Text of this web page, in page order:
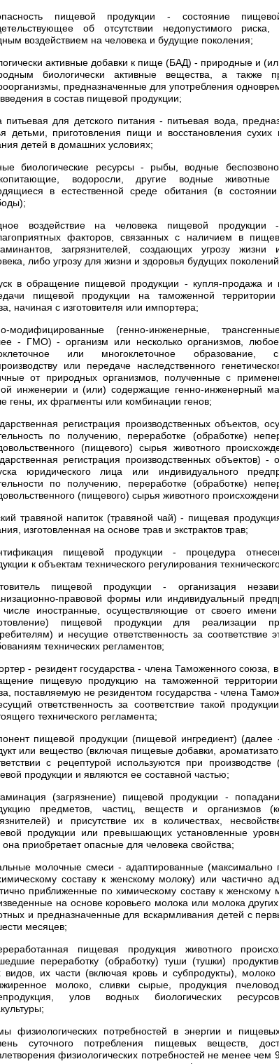
пищевой продукции - состояние
об отсутствии недопустимого риска,
воздействием на человека и будущие поколения;
активные добавки к пище (БАД) - природные и
биологически активные вещества, а также
предназначенные для употребления
в состав пищевой продукции;
питьевая для детского питания - питьевая вода,
детьми, приготовления пищи и восстановления сухих
детей в домашних условиях;
биологические ресурсы - рыбы, водные
водоросли, другие водные животные
в естественной среде обитания (в состоянии
воздействие на человека пищевой продукции -
факторов, связанных с наличием в
загрязнителей, создающих угрозу жизни
либо угрозу для жизни и здоровья будущих
в обращение пищевой продукции - купля-продажа и
пищевой продукции на таможенной территории
начиная с изготовителя или импортера;
модифицированные (генно-инженерные,
- ГМО) - организм или несколько организмов, любое
или многоклеточное образование,
или передаче наследственного
от природных организмов, полученные с
инженерии и (или) содержащие генно-инженерный
гены, их фрагменты или комбинации генов;
регистрация производственных объектов,
по получению, переработке (обработке)
(пищевого) сырья животного
регистрация производственных объектов) -
юридического лица или индивидуального
по получению, переработке (обработке)
(пищевого) сырья животного
травяной напиток (травяной чай) - пищевая
изготовленная на основе трав и экстрактов трав;
пищевой продукции - процедура
к объектам технического регулирования
пищевой продукции - организация
правовой формы или индивидуальный
иностранные, осуществляющие от своего имени
пищевой продукции для реализации
и несущие ответственность за соответствие
технических регламентов;
- резидент государства - члена Таможенного союза,
пищевую продукцию на таможенной
поставляемую не резидентом государства - члена
ответственность за соответствие такой
технического регламента;
пищевой продукции (пищевой ингредиент) (далее
или вещество (включая пищевые добавки,
с рецептурой используются при производстве
продукции и являются ее составной частью;
(загрязнение) пищевой продукции -
предметов, частиц, веществ и организмов
и присутствие их в количествах,
продукции или превышающих установленные
она приобретает опасные для человека свойства;
молочные смеси - адаптированные (максимально
составу к женскому молоку) или частично
приближенные по химическому составу к женскому
на основе коровьего молока или молока
и предназначенные для вскармливания детей с
месяцев;
пищевая продукция животного
переработку (обработку) туши (тушки)
видов, их части (включая кровь и субпродукты),
молоко, сливки сырые, продукция
улов водных биологических
физиологических потребностей в энергии и
суточного потребления пищевых веществ,
физиологических потребностей не менее чем